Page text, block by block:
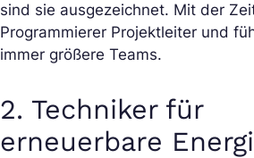
sind sie ausgezeichnet. Mit der
Programmierer Projektleiter und
immer größere Teams.
2. Techniker für
erneuerbare